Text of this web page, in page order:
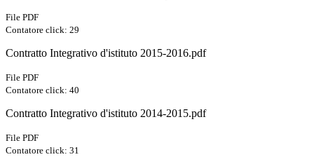
File PDF
Contatore click: 29
Contratto Integrativo d'istituto 2015-2016.pdf
File PDF
Contatore click: 40
Contratto Integrativo d'istituto 2014-2015.pdf
File PDF
Contatore click: 31